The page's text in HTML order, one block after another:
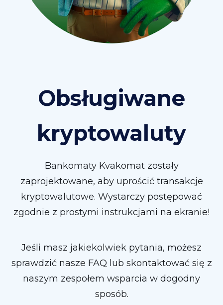
Obsługiwane
kryptowaluty
Bankomaty Kvakomat zostały
zaprojektowane, aby uprościć transakcje
kryptowalutowe. Wystarczy postępować
zgodnie z prostymi instrukcjami na ekranie!
Jeśli masz jakiekolwiek pytania, możesz
sprawdzić nasze FAQ lub skontaktować się z
naszym zespołem wsparcia w dogodny
sposób.